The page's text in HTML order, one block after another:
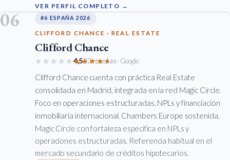
VER PERFIL COMPLETO →
06 #6 ESPAÑA 2026
CLIFFORD CHANCE · REAL ESTATE
Clifford Chance
★★★★★★★★★★
4,533 reseñas· Google
Clifford Chance cuenta con práctica Real Estate
consolidada en Madrid, integrada en la red Magic Circle.
Foco en operaciones estructuradas, NPLs y financiación
inmobiliaria internacional. Chambers Europe sostenida.
Magic Circle con fortaleza específica en NPLs y
operaciones estructuradas. Referencia habitual en el
mercado secundario de créditos hipotecarios.